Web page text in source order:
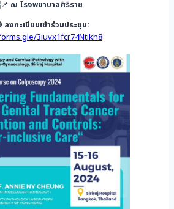
ณ โรงพยาบาลศิริราช
ลงทะเบียนเข้าร่วมประชุม:
3iuvx1fcr74Ntikh8